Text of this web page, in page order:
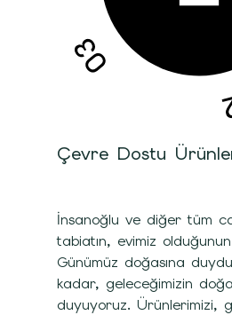
Çevre Dostu
İnsanoğlu ve diğer tüm
tabiatın, evimiz
Günümüz doğasına
kadar, geleceğimizin
duyuyoruz. Ürünlerimizi,